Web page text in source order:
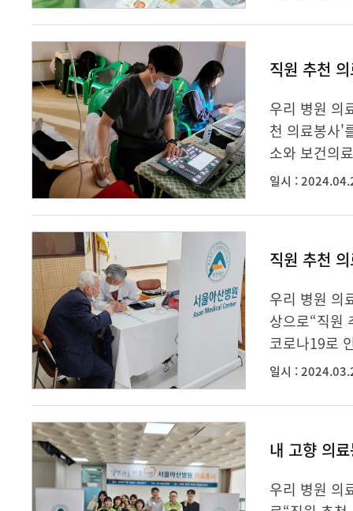
직원 추천
우리 병원 의
천 의료봉사'
소와 보건의
일시 :
직원 추천
우리 병원 의
상으로“직원
코로나19로
일시 :
내 고향 의
우리 병원 의